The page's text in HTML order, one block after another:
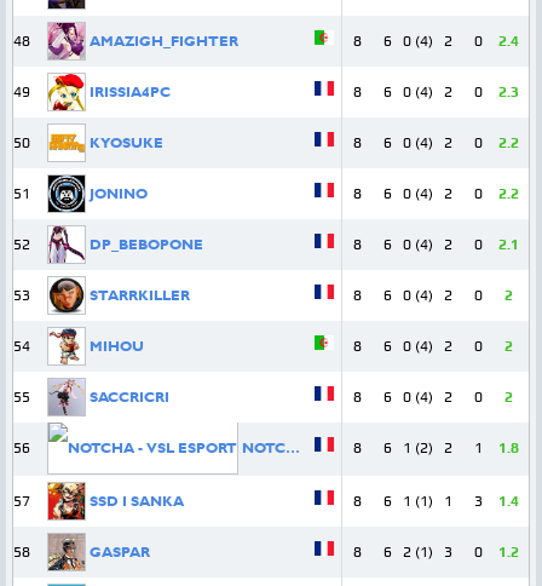
48 AMAZIGH_FIGHTER 8 6 0 (4) 2 0 2.4
49 IRISSIA4PC 8 6 0 (4) 2 0 2.3
50 KYOSUKE 8 6 0 (4) 2 0 2.2
51 JONINO 8 6 0 (4) 2 0 2.2
52 DP_BEBOPONE 8 6 0 (4) 2 0 2.1
53 STARRKILLER 8 6 0 (4) 2 0 2
54 MIHOU 8 6 0 (4) 2 0 2
55 SACCRICRI 8 6 0 (4) 2 0 2
56 NOTCHA 8 6 1 (2) 2 1 1.8
57 SSD I SANKA 8 6 1 (1) 1 3 1.4
58 GASPAR 8 6 2 (1) 3 0 1.2